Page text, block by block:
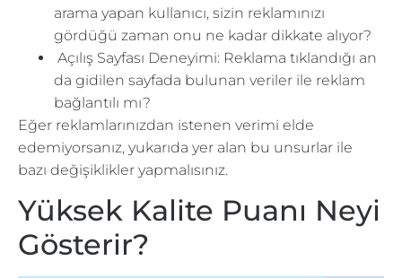
arama yapan kullanıcı, sizin reklamınızı
gördüğü zaman onu ne kadar dikkate alıyor?
Açılış Sayfası Deneyimi: Reklama tıklandığı an
da gidilen sayfada bulunan veriler ile reklam
bağlantılı mı?
Eğer reklamlarınızdan istenen verimi elde
edemiyorsanız, yukarıda yer alan bu unsurlar ile
bazı değişiklikler yapmalısınız.
Yüksek Kalite Puanı Neyi
Gösterir?